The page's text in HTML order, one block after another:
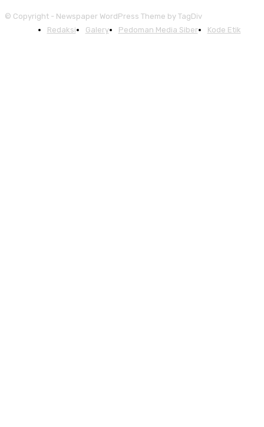
© Copyright - Newspaper WordPress Theme by TagDiv
Redaksi
Galery Pedoman Media Siber Kode Etik